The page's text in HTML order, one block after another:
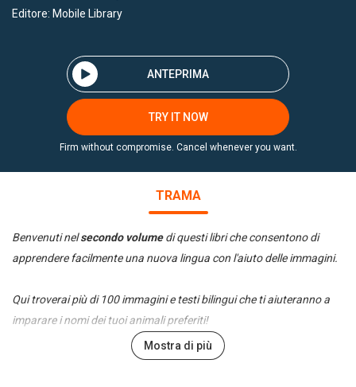
Editore: Mobile Library
ANTEPRIMA
TRY IT NOW
Firm without compromise. Cancel whenever you want.
TRAMA
Benvenuti nelsecondo volumedi questi libri che consentono di
apprendere facilmente una nuova lingua con l'aiuto delle immagini.
Qui troverai più di 100 immagini e testi bilingui che ti aiuteranno a
imparare i nomi dei tuoi animali preferiti!
Mostra di più